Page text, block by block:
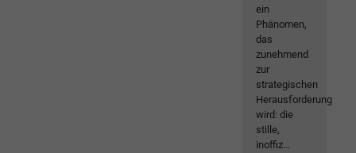
ein
Phänomen,
das
zunehmend
zur
strategischen
Herausforderung
wird: die
stille,
inoffiz...